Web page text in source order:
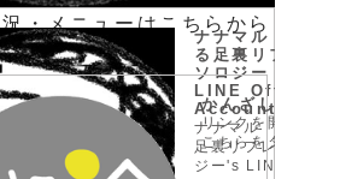
ナナマル 眠れ
る足裏リフレク
ソロジー |
LINE Official
Account
ナナマル 眠れる
足裏リフレクソロ
ジー's LINE
・メニューはこちらから
かんざしプラス
リンクを開くには
こちらをタップ